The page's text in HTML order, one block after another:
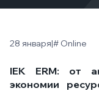
28 января|# Online
IEK ERM: от
экономии